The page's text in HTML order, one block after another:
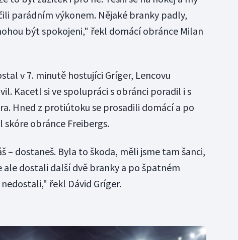
parádním výkonem. Nějaké branky padly,
být spokojeni," řekl domácí obránce Milan
v 7. minutě hostujíci Gríger, Lencovu
Kacetl si ve spolupráci s obránci poradil i s
Hned z protiútoku se prosadili domácí a po
skóre obránce Freibergs.
– dostaneš. Byla to škoda, měli jsme tam šanci,
ale dostali další dvě branky a po špatném
řekl Dávid Gríger.